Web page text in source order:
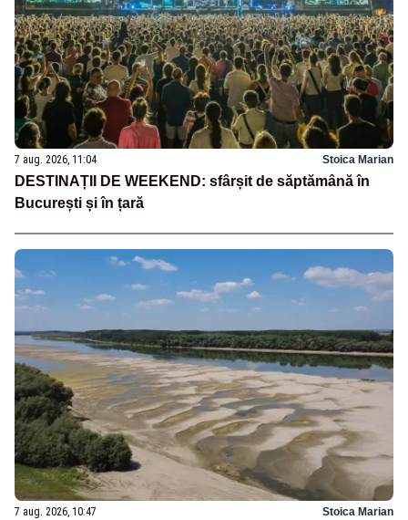
7 aug. 2026, 11:04 Stoica Marian
DESTINAȚII DE WEEKEND: sfârșit de săptămână în
București și în țară
7 aug. 2026, 10:47 Stoica Marian